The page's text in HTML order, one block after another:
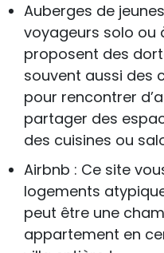
Auberges de
voyageurs solo ou
proposent des
souvent aussi des
pour rencontrer
partager des
des cuisines ou
Airbnb : Ce site
logements
peut être une
appartement en